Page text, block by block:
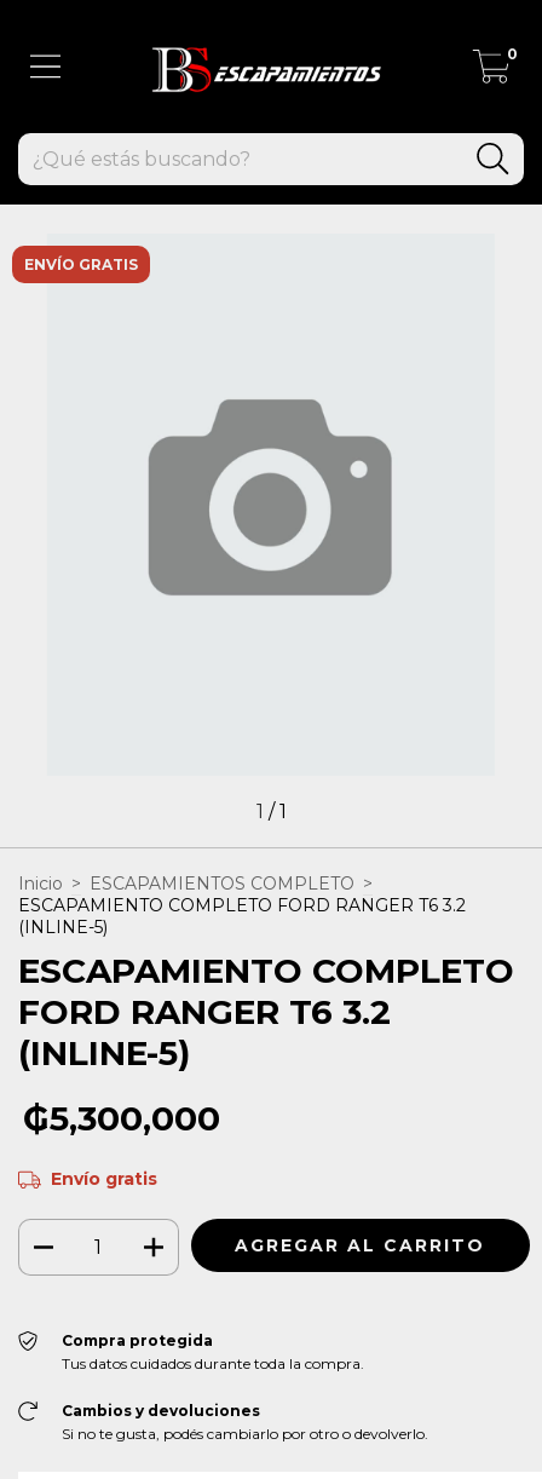
0
ENVÍO GRATIS
1 /1
Inicio > ESCAPAMIENTOS COMPLETO >
ESCAPAMIENTO COMPLETO FORD RANGER T6 3.2
(INLINE-5)
ESCAPAMIENTO COMPLETO
FORD RANGER T6 3.2
(INLINE-5)
₲5,300,000
Envío gratis
Compra protegida
Tus datos cuidados durante toda la compra.
Cambios y devoluciones
Si no te gusta, podés cambiarlo por otro o devolverlo.